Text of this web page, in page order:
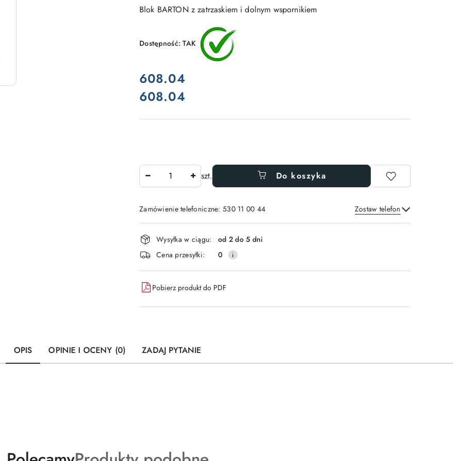
Blok BARTON z zatrzaskiem i dolnym wspornikiem
Dostępność:TAK
cena:
608.04
Cena:
608.04
szt. Do koszyka
Zamówienie telefoniczne: 530 11 00 44 Zostaw telefon
Wyślij
Dostępność
i
dostawa
Wysyłka w ciągu:
od 2 do 5 dni
Cena przesyłki:
0
Pobierz produkt do PDF
OPIS OPINIE I OCENY (0) ZADAJ PYTANIE